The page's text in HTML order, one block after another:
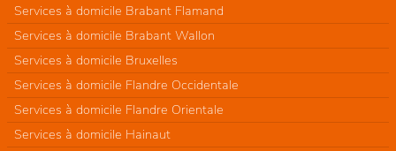
Services à domicile Brabant Flamand
Services à domicile Brabant Wallon
Services à domicile Bruxelles
Services à domicile Flandre Occidentale
Services à domicile Flandre Orientale
Services à domicile Hainaut